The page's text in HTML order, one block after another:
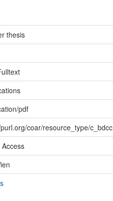
thesis
pdf
coar/resource_type/c_bdcc